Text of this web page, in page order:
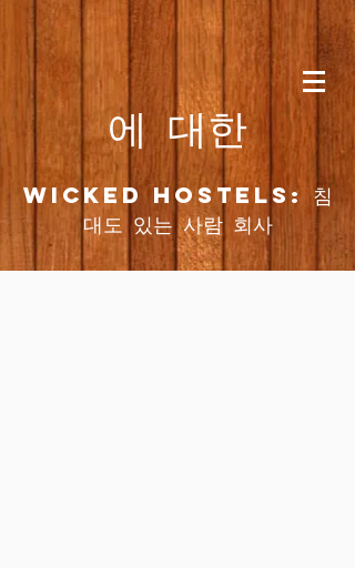
에 대한
Wicked Hostels: 침
대도 있는 사람 회사